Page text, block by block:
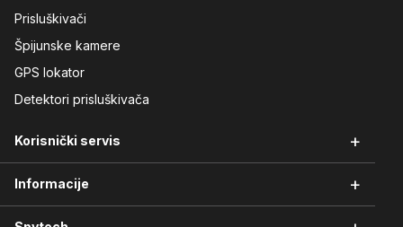
Prisluškivači
Špijunske kamere
GPS lokator
Detektori prisluškivača
Korisnički servis +
Vraćanje robe
Informacije +